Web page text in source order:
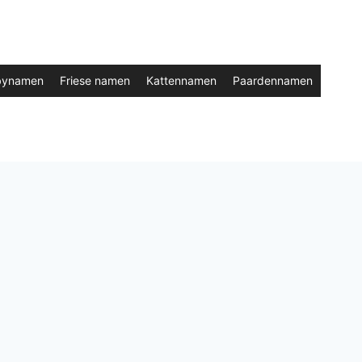
Friese namen Kattennamen Paardennamen